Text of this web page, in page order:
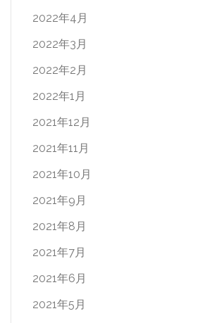
2022年4月
2022年3月
2022年2月
2022年1月
2021年12月
2021年11月
2021年10月
2021年9月
2021年8月
2021年7月
2021年6月
2021年5月